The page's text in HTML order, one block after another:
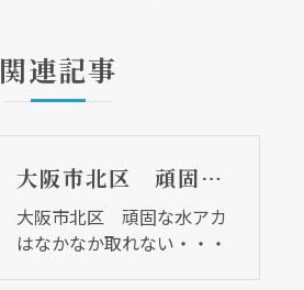
関連記事
大阪市北区 頑固な水アカはなかなか取れない・・・
大阪市北区 頑固な水アカ
はなかなか取れない・・・